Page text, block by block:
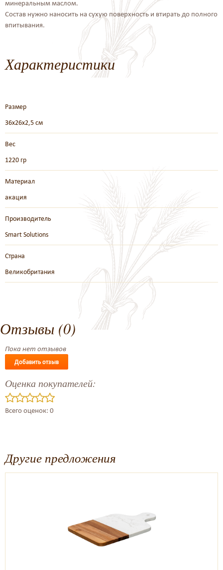
минеральным маслом.
Состав нужно наносить на сухую поверхность и втирать до полного
впитывания.
Характеристики
Размер
36х26х2,5 см
Вес
1220 гр
Материал
акация
Производитель
Smart Solutions
Страна
Великобритания
Отзывы (0)
Пока нет отзывов
Добавить отзыв
Оценка покупателей:
Всего оценок: 0
Другие предложения